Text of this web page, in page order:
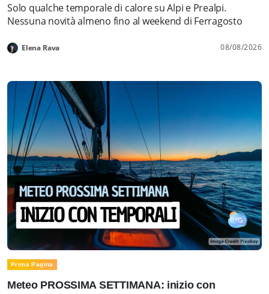
Solo qualche temporale di calore su Alpi e Prealpi.
Nessuna novità almeno fino al weekend di Ferragosto
Elena Rava 08/08/2026
Prima Pagina
Meteo PROSSIMA SETTIMANA: inizio con